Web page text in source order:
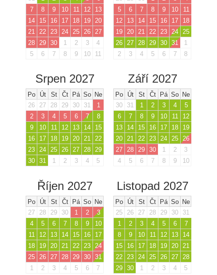
7
8 9 10 11 12
13
14
15 16 17 18 19 20
21 22 23 24 25 26 27
28 29 30 1 2 3
4
5
6 7 8 9 10 11
5
6 7 8 9 10
11
12
13 14 15 16 17
18
19 20 21 22 23 24 25
26 27 28 29 30 31
1
2
3 4 5 6 7 8
Srpen 2027
Po Út St Čt Pá So Ne
26
27 28 29 30 31
1
2
3 4 5 6 7
8
9
10 11 12 13 14
15
16
17 18 19 20 21 22
23 24 25 26 27 28 29
30 31 1 2 3 4 5
Září 2027
Po Út St Čt Pá So Ne
30
31 1 2 3 4
5
6
7 8 9 10 11
12
13
14 15 16 17 18
19
20 21 22 23 24 25 26
27 28 29 30 1 2
3
4
5 6 7 8 9 10
Říjen 2027
Po Út St Čt Pá So Ne
27
28 29 30 1 2
3
4
5 6 7 8 9
10
11
12 13 14 15 16
17
18
19 20 21 22 23
24
25
26 27 28 29 30 31
1
2 3 4 5 6 7
Listopad 2027
Po Út St Čt Pá So Ne
25
26 27 28 29 30
31
1
2 3 4 5 6
7
8
9 10 11 12 13
14
15
16 17 18 19 20
21
22
23 24 25 26 27
28
29 30 1 2 3 4 5